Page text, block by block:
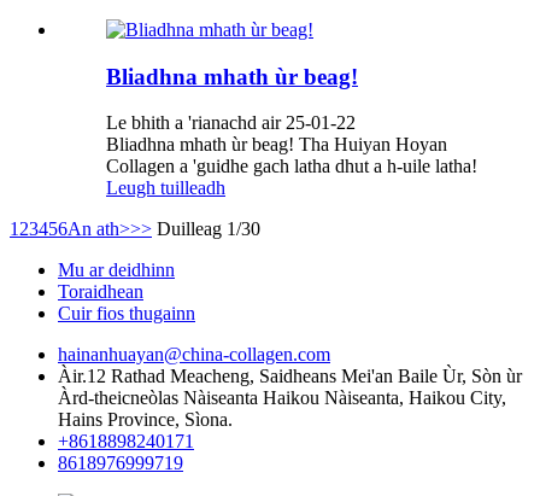
Bliadhna mhath ùr beag!
Le bhith a 'rianachd air 25-01-22
Bliadhna mhath ùr beag! Tha Huiyan Hoyan
Collagen a 'guidhe gach latha dhut a h-uile latha!
Leugh tuilleadh
1 23456An ath>>> Duilleag 1/30
Mu ar deidhinn
Toraidhean
Cuir fios thugainn
hainanhuayan@china-collagen.com
Àir.12 Rathad Meacheng, Saidheans Mei'an Baile Ùr, Sòn ùr
Àrd-theicneòlas Nàiseanta Haikou Nàiseanta, Haikou City,
Hains Province, Sìona.
+8618898240171
8618976999719